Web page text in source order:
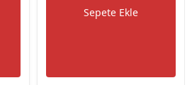
Sepete Ekle